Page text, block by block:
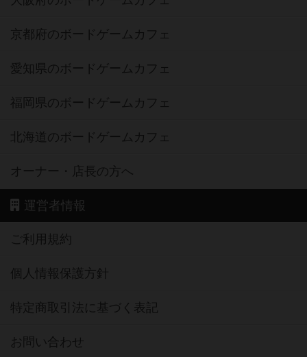
京都府のボードゲームカフェ
愛知県のボードゲームカフェ
福岡県のボードゲームカフェ
北海道のボードゲームカフェ
オーナー・店長の方へ
運営者情報
ご利用規約
個人情報保護方針
特定商取引法に基づく表記
お問い合わせ